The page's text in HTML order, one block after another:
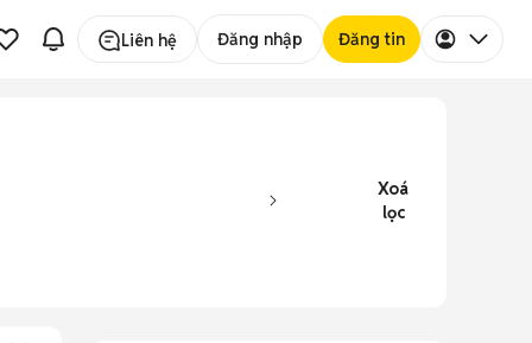
Liên hệ Đăng nhập Đăng tin
Xoá
lọc